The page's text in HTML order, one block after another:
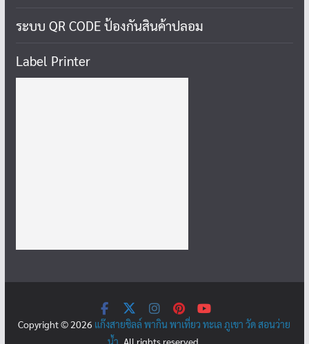
ระบบ QR CODE ป้องกันสินค้าปลอม
Label Printer
Copyright © 2026 แก๊งสายชิลล์ พากิน พาเที่ยว ทะเล ภูเขา วัด สอนว่าย
น้ำ . All rights reserved.